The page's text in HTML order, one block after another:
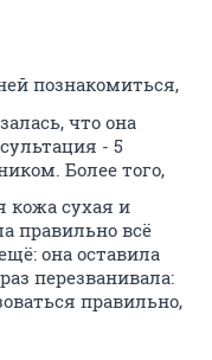
познакомиться,
что она
- 5
Более того,
кожа сухая и
правильно всё
она оставила
перезванивала:
правильно,